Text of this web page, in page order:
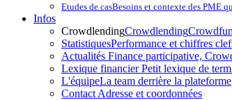
Etudes de casBesoins et contexte des PME
Infos
CrowdlendingCrowdlending
StatistiquesPerformance et chiffres
Actualités Finance participative,
Lexique financierPetit lexique de
L'équipeLa team derrière la plateforme
Contact Adresse et coordonnées